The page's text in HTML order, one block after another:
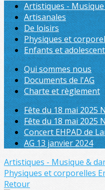
Artistiques -
Artisanales
De loisirs
Physiques et
Enfants et
Qui sommes nous
Documents de l'AG
Charte et règlement
Fête du 18 mai 2025
Fête du 18 mai 2025
Concert EHPAD de
AG 13 janvier 2024
Artistiques - Musique &
Physiques et corporelles
Retour